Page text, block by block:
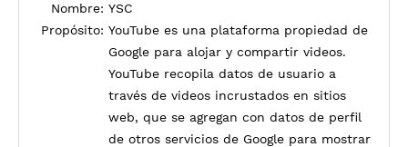
Nombre: YSC
Propósito: YouTube es una plataforma propiedad de
Google para alojar y compartir videos.
YouTube recopila datos de usuario a
través de videos incrustados en sitios
web, que se agregan con datos de perfil
de otros servicios de Google para mostrar